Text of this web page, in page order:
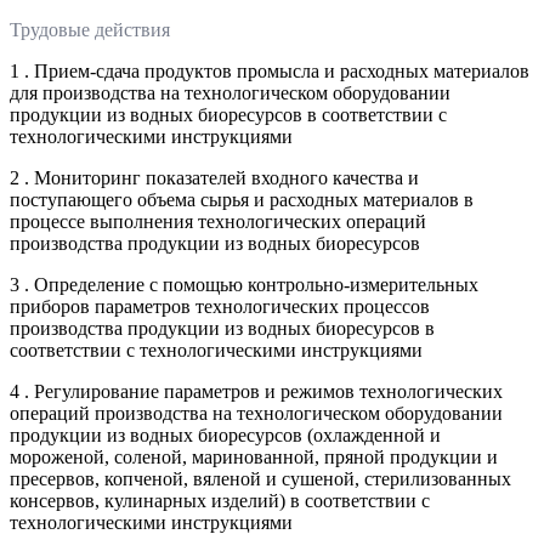
Трудовые действия
1 . Прием-сдача продуктов промысла и расходных материалов
для производства на технологическом оборудовании
продукции из водных биоресурсов в соответствии с
технологическими инструкциями
2 . Мониторинг показателей входного качества и
поступающего объема сырья и расходных материалов в
процессе выполнения технологических операций
производства продукции из водных биоресурсов
3 . Определение с помощью контрольно-измерительных
приборов параметров технологических процессов
производства продукции из водных биоресурсов в
соответствии с технологическими инструкциями
4 . Регулирование параметров и режимов технологических
операций производства на технологическом оборудовании
продукции из водных биоресурсов (охлажденной и
мороженой, соленой, маринованной, пряной продукции и
пресервов, копченой, вяленой и сушеной, стерилизованных
консервов, кулинарных изделий) в соответствии с
технологическими инструкциями